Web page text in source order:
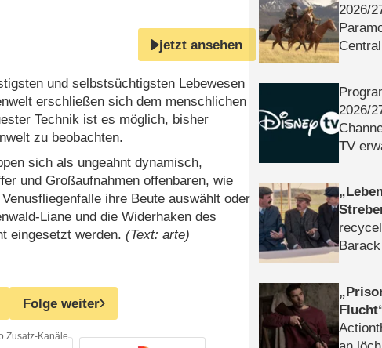
jetzt ansehen
und selbstsüchtigsten Lebewesen
erschließen sich dem menschlichen
Technik ist es möglich, bisher
zu beobachten.
sichals ungeahnt dynamisch,
und Großaufnahmen offenbaren, wie
ihre Beute auswählt oder
Liane und die Widerhaken des
eingesetzt werden.(Text: arte)
Folge weiter
Zusatz-Kanäle
2026/​
2026/​
TV
Flucht